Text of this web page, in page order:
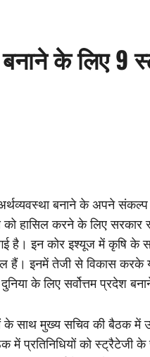
के लिए 9
बनाने के अपने
हासिल करने के लिए
है। इन कोर इश्यूज में कृषि के
हैं। इनमें तेजी से विकास
के लिए सर्वोत्तम प्रदेश
के साथ मुख्य सचिव की बैठक में
में प्रतिनिधियों को स्ट्रैटेजी